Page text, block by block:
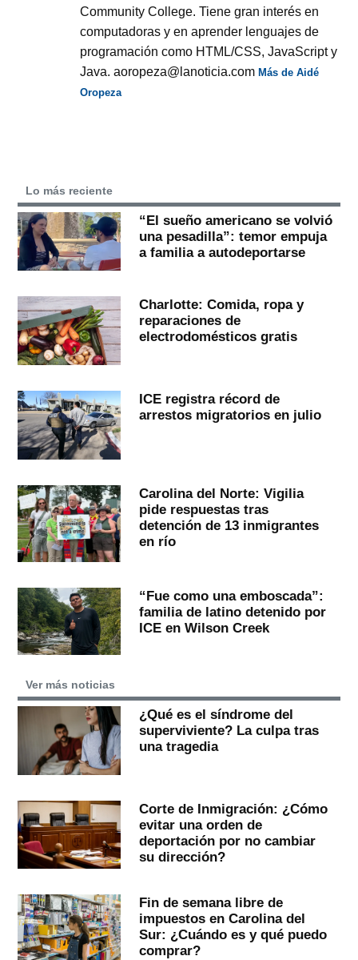
Community College. Tiene gran interés en
computadoras y en aprender lenguajes de
programación como HTML/CSS, JavaScript y
Java. aoropeza@lanoticia.comMás de Aidé
Oropeza
Lo más reciente
“El sueño americano se volvió
una pesadilla”: temor empuja
a familia a autodeportarse
Charlotte: Comida, ropa y
reparaciones de
electrodomésticos gratis
ICE registra récord de
arrestos migratorios en julio
Carolina del Norte: Vigilia
pide respuestas tras
detención de 13 inmigrantes
en río
“Fue como una emboscada”:
familia de latino detenido por
ICE en Wilson Creek
Ver más noticias
¿Qué es el síndrome del
superviviente? La culpa tras
una tragedia
Corte de Inmigración: ¿Cómo
evitar una orden de
deportación por no cambiar
su dirección?
Fin de semana libre de
impuestos en Carolina del
Sur: ¿Cuándo es y qué puedo
comprar?